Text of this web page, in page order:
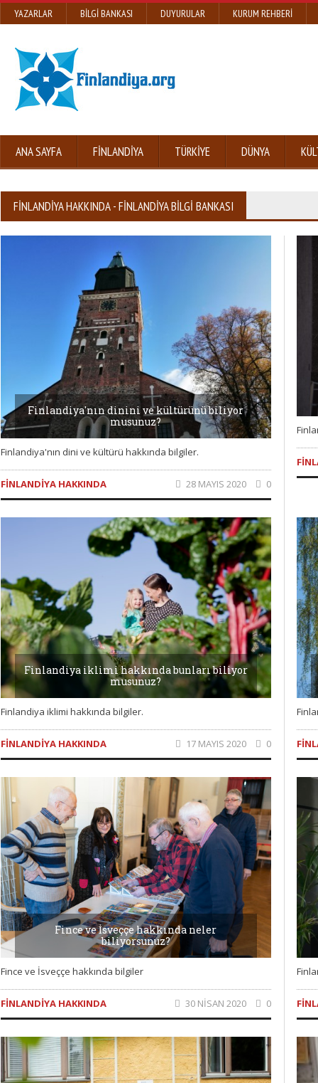
YAZARLAR BILGI BANKASI DUYURULAR KURUM REHBERI
ANA SAYFA FINLANDIYA TÜRKIYE DÜNYA
FINLANDIYA HAKKINDA - FINLANDIYA BILGI BANKASI
Finlandiya'nın dinini ve kültürünü biliyor
musunuz?
Finlandiya'nın dini ve kültürü hakkında bilgiler.
FINLANDIYA HAKKINDA 28 MAYIS 2020 0
Finlandiya iklimi hakkında bunları biliyor
musunuz?
Finlandiya iklimi hakkında bilgiler.
FINLANDIYA HAKKINDA 17 MAYIS 2020 0
Fince ve İsveççe hakkında neler
biliyorsunuz?
Fince ve İsveççe hakkında bilgiler
FINLANDIYA HAKKINDA 30 NISAN 2020 0